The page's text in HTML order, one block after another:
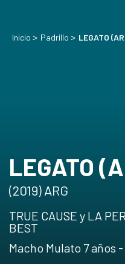
Inicio > Padrillo > LEGATO
LEGATO
(2019) ARG
TRUE CAUSE y LA
BEST
Macho Mulato 7 años